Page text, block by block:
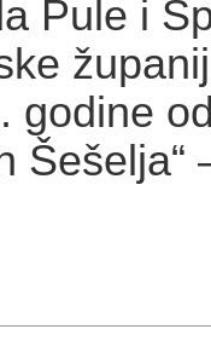
Pule i
godine
Šešelja“